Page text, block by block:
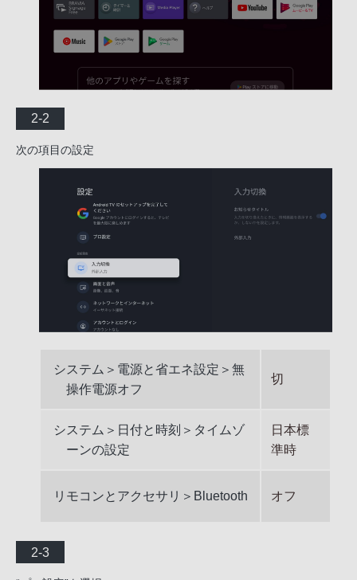
2-2
次の項目の設定
システム＞電源と省エネ設定＞無
操作電源オフ
切
システム＞日付と時刻＞タイムゾ
ーンの設定
日本標
準時
リモコンとアクセサリ＞Bluetooth オフ
2-3